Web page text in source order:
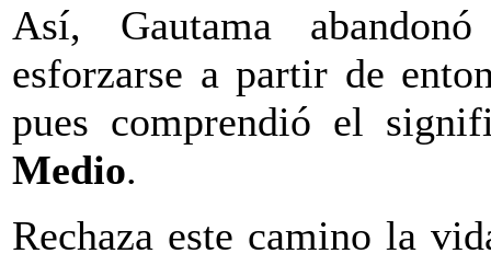
Así, Gautama
esforzarse a partir de
pues comprendió el
Medio.
Rechaza este camino la